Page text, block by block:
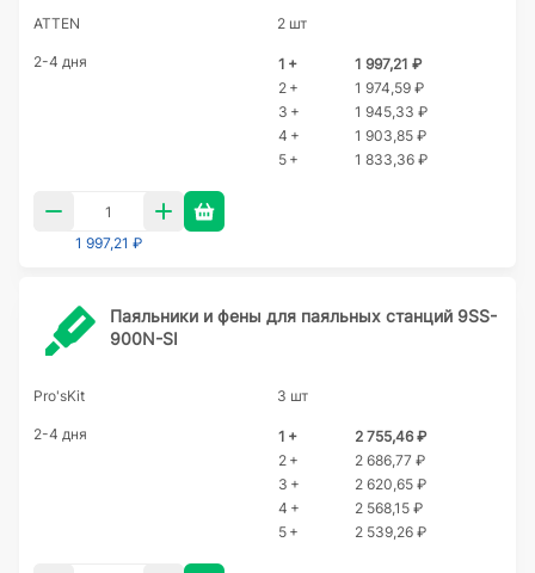
ATTEN 2 шт
2-4 дня 1 +
1 997,21 ₽
2 +
1 974,59 ₽
3 +
1 945,33 ₽
4 +
1 903,85 ₽
5 +
1 833,36 ₽
1 997,21 ₽
Паяльники и фены для паяльных станций 9SS-
900N-SI
Pro'sKit 3 шт
2-4 дня 1 +
2 755,46 ₽
2 +
2 686,77 ₽
3 +
2 620,65 ₽
4 +
2 568,15 ₽
5 +
2 539,26 ₽